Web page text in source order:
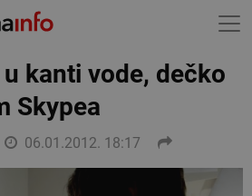
kanti vode, dečko
Skypea
06.01.2012. 18:17